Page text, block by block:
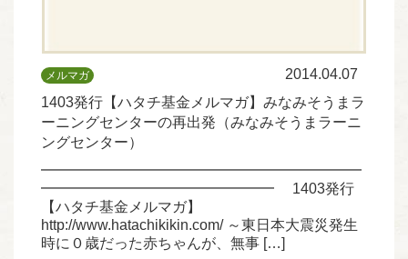
メルマガ
2014.04.07
1403発行【ハタチ基金メルマガ】みなみそうまラ
ーニングセンターの再出発（みなみそうまラーニ
ングセンター）
━━━━━━━━━━━━━━━━━━━━━━
━━━━━━━━━━━━━━━━ 1403発行
【ハタチ基金メルマガ】
http://www.hatachikikin.com/ ～東日本大震災発生
時に０歳だった赤ちゃんが、無事 […]